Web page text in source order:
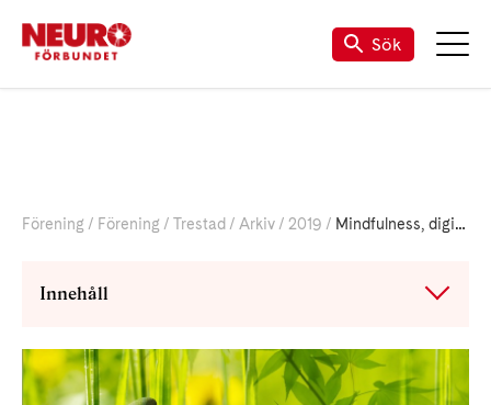
Sök
Förening Förening Trestad Arkiv 2019 Mindfulness, digitalt online 27/9 kl 19-20
Innehåll